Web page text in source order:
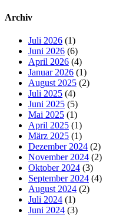
Archiv
Juli 2026 (1)
Juni 2026 (6)
April 2026 (4)
Januar 2026 (1)
August 2025 (2)
Juli 2025 (4)
Juni 2025 (5)
Mai 2025 (1)
April 2025 (1)
März 2025 (1)
Dezember 2024 (2)
November 2024 (2)
Oktober 2024 (3)
September 2024 (4)
August 2024 (2)
Juli 2024 (1)
Juni 2024 (3)